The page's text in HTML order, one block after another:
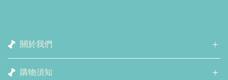
關於我們
購物須知